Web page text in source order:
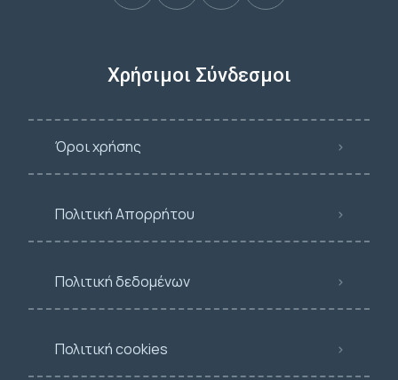
Χρήσιμοι Σύνδεσμοι
Όροι χρήσης
Πολιτική Απορρήτου
Πολιτική δεδομένων
Πολιτική cookies